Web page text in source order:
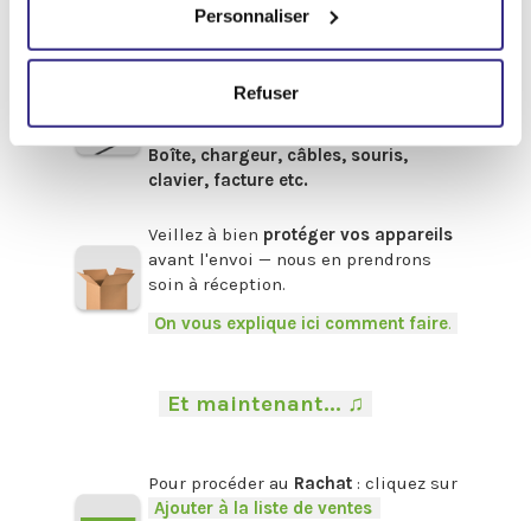
Personnaliser
Refuser
Pour obtenir de l'aide,cliquez-ici
Afin de bénéficier du meilleur prix,
pensez à fournir les accessoires
Boîte, chargeur, câbles, souris,
clavier, facture etc.
Veillez à bien protéger vos appareils
avant l'envoi — nous en prendrons
soin à réception.
On vous explique ici comment faire.
Et maintenant... ♫
Pour procéder au Rachat : cliquez sur
Ajouter à la liste de ventes